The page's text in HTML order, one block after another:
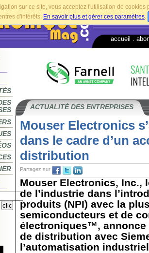
sur ce site, vous acceptez l'utilisation de
d'intérêts. En savoir plus et gérer ces paramètres.
accueil
ACTUALITÉ DES ENTREPRISES
Mouser Electronics
dans le cadre d’un
distribution
Partagez sur
Mouser Electronics, Inc.,
de l’industrie dans
produits (NPI) avec la
semiconducteurs et de
électroniques™, annonce
de distribution avec
l’automatisation